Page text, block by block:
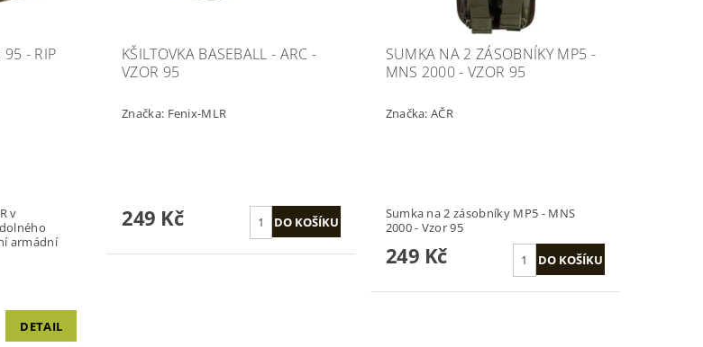
95 - RIP
v
armádní
DETAIL
KŠILTOVKA BASEBALL - ARC -
VZOR 95
Značka: Fenix-MLR
249 Kč
SUMKA NA 2 ZÁSOBNÍKY MP5 -
MNS 2000 - VZOR 95
Značka:AČR
Sumka na 2 zásobníky MP5 - MNS
2000 - Vzor 95
249 Kč